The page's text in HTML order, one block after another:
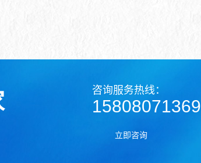
咨询服务热线：
15808071369
立即咨询